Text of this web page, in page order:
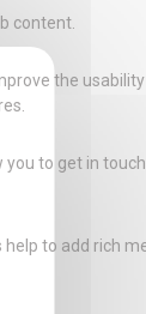
content.
the
you to get in
to add rich